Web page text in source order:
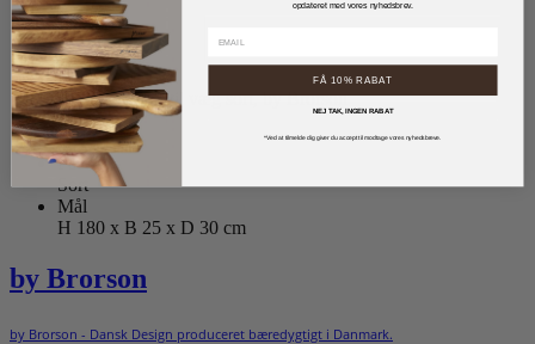
Mærker
by Brorson
Reference
Brændeholder til væg sort, by Brorson
Materiale
Stål
Farve
Sort
Mål
H 180 x B 25 x D 30 cm
by Brorson
by Brorson - Dansk Design produceret bæredygtigt i Danmark.
opdateret med vores nyhedsbrev.
FÅ 10% RABAT
NEJ TAK, INGEN RABAT
*Ved at tilmelde dig giver du accept til modtage vores nyhedsbreve.